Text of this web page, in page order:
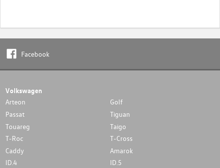
Facebook
Volkswagen
Arteon
Golf
Passat
Tiguan
Touareg
Taigo
T-Roc
T-Cross
Caddy
Amarok
ID.4
ID.5